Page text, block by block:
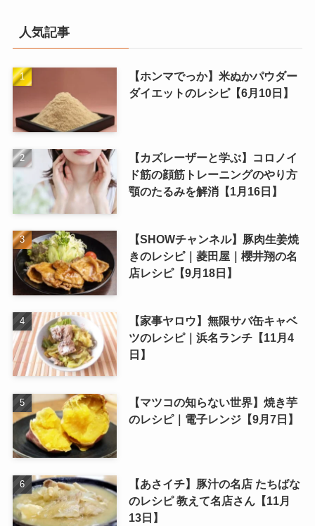
人気記事
【ホンマでっか】米ぬかパウダー
ダイエットのレシピ【6月10日】
【カズレーザーと学ぶ】コロノイ
ド筋の顔筋トレーニングのやり方
顎のたるみを解消【1月16日】
【SHOWチャンネル】豚肉生姜焼
きのレシピ｜菱田屋｜櫻井翔の名
店レシピ【9月18日】
【家事ヤロウ】無限サバ缶キャベ
ツのレシピ｜浜名ランチ【11月4
日】
【マツコの知らない世界】焼き芋
のレシピ｜電子レンジ【9月7日】
【あさイチ】豚汁の名店 たちばな
のレシピ 教えて名店さん【11月
13日】